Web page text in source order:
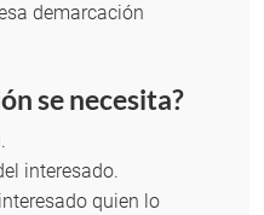
demarcación
se necesita?
interesado.
quien lo